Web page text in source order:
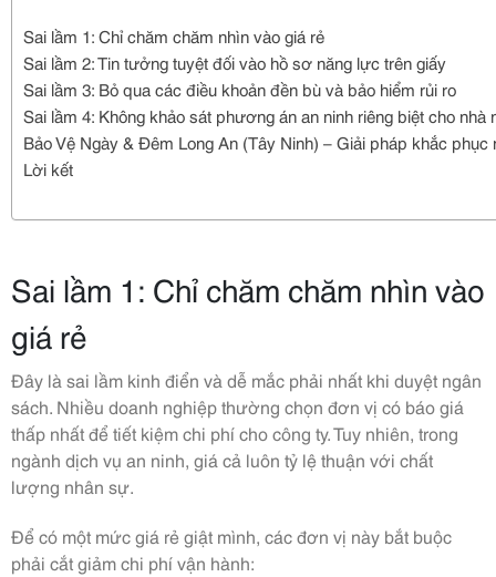
Sai lầm 1: Chỉ chăm chăm nhìn vào giá rẻ
Sai lầm 2: Tin tưởng tuyệt đối vào hồ sơ năng lực trên giấy
Sai lầm 3: Bỏ qua các điều khoản đền bù và bảo hiểm rủi ro
Sai lầm 4: Không khảo sát phương án an ninh riêng biệt cho nhà
Bảo Vệ Ngày & Đêm Long An (Tây Ninh) – Giải pháp khắc phục
Lời kết
Sai lầm 1: Chỉ chăm chăm nhìn vào
giá rẻ
Đây là sai lầm kinh điển và dễ mắc phải nhất khi duyệt ngân
sách. Nhiều doanh nghiệp thường chọn đơn vị có báo giá
thấp nhất để tiết kiệm chi phí cho công ty. Tuy nhiên, trong
ngành dịch vụ an ninh, giá cả luôn tỷ lệ thuận với chất
lượng nhân sự.
Để có một mức giá rẻ giật mình, các đơn vị này bắt buộc
phải cắt giảm chi phí vận hành: